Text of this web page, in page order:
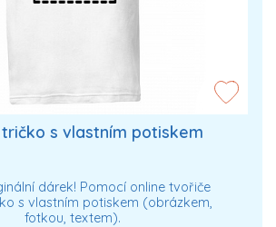
tričko s vlastním potiskem
dárek! Pomocí online tvořiče
s vlastním potiskem (obrázkem,
fotkou, textem).